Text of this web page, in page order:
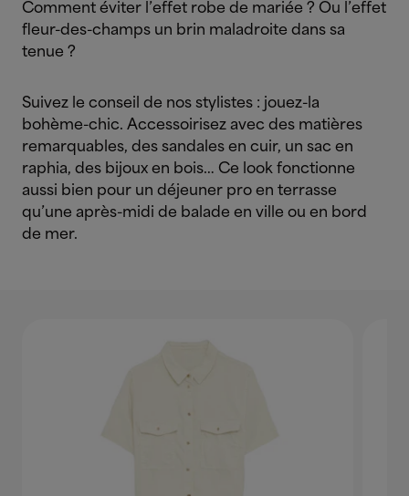
Comment éviter l’effet robe de mariée ? Ou l’effet
fleur-des-champs un brin maladroite dans sa
tenue ?
Suivez le conseil de nos stylistes : jouez-la
bohème-chic. Accessoirisez avec des matières
remarquables, des sandales en cuir, un sac en
raphia, des bijoux en bois… Ce look fonctionne
aussi bien pour un déjeuner pro en terrasse
qu’une après-midi de balade en ville ou en bord
de mer.